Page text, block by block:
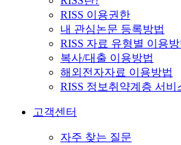
RISS 이용권한
내 관심논문 등록방법
RISS 자료 유형별 이용방
복사/대출 이용방법
해외전자자료 이용방법
RISS 정보취약계층 서비
고객센터
자주 찾는 질문